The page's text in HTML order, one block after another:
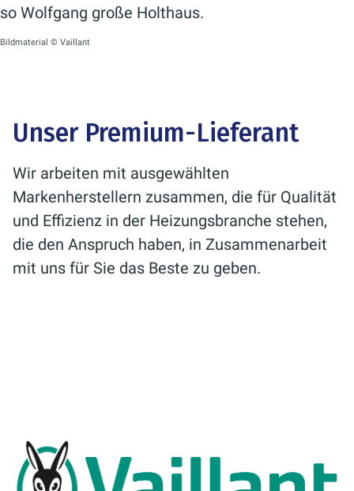
so Wolfgang große Holthaus.
Bildmaterial © Vaillant
Unser Premium-Lieferant
Wir arbeiten mit ausgewählten
Markenherstellern zusammen, die für Qualität
und Effizienz in der Heizungsbranche stehen,
die den Anspruch haben, in Zusammenarbeit
mit uns für Sie das Beste zu geben.